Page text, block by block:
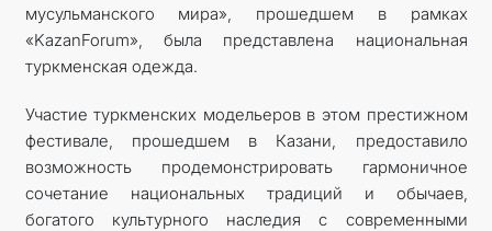
мусульманского мира», прошедшем в рамках
«KazanForum», была представлена национальная
туркменская одежда.
Участие туркменских модельеров в этом престижном
фестивале, прошедшем в Казани, предоставило
возможность продемонстрировать гармоничное
сочетание национальных традиций и обычаев,
богатого культурного наследия с современными